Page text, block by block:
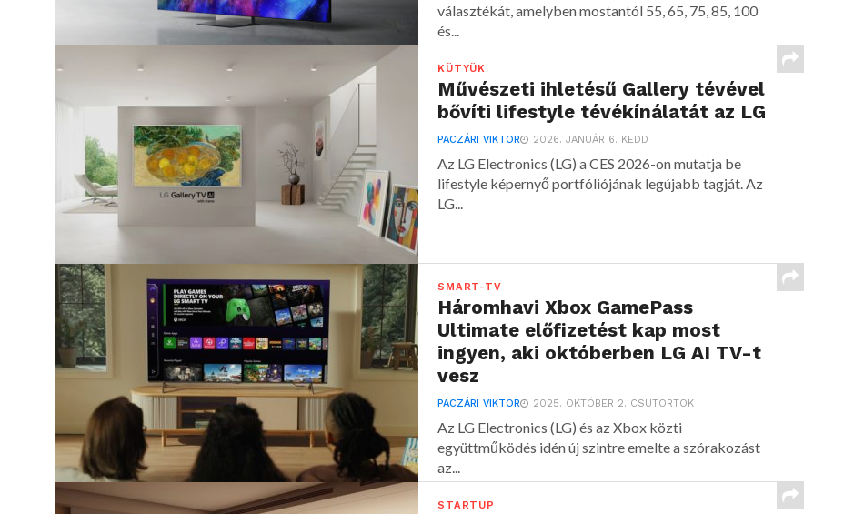
választékát, amelyben mostantól 55, 65, 75, 85, 100
és...
KÜTYÜK
Művészeti ihletésű Gallery tévével
bővíti lifestyle tévékínálatát az LG
PACZÁRI VIKTOR 2026. JANUÁR 6. KEDD
Az LG Electronics (LG) a CES 2026-on mutatja be
lifestyle képernyő portfóliójának legújabb tagját. Az
LG...
SMART-TV
Háromhavi Xbox GamePass
Ultimate előfizetést kap most
ingyen, aki októberben LG AI TV-t
vesz
PACZÁRI VIKTOR 2025. OKTÓBER 2. CSÜTÖRTÖK
Az LG Electronics (LG) és az Xbox közti
együttműködés idén új szintre emelte a szórakozást
az...
STARTUP